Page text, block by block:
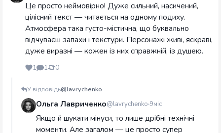
Це просто неймовірно! Дуже сильний, насичений,
цілісний текст — читається на одному подиху.
Атмосфера така густо-містична, що буквально
відчуваєш запахи і текстури. Персонажі живі, яскраві,
дуже виразні — кожен із них справжній, із душею.
1 1 0
У відповідь@lavrychenko
Ольга Лавриченко@lavrychenko 9міс
Якщо й шукати мінуси, то лише дрібні технічні
моменти. Але загалом — це просто супер